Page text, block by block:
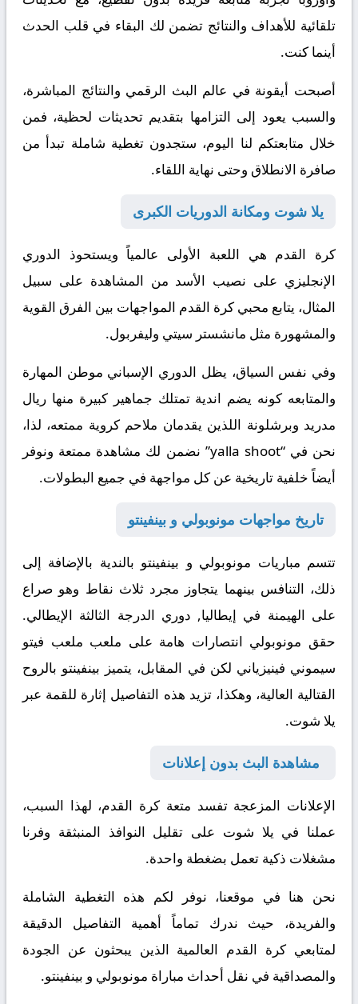
تلقائية للأهداف والنتائج تضمن لك البقاء في قلب الحدث
أينما كنت.
أصبحت أيقونة في عالم البث الرقمي والنتائج المباشرة،
والسبب يعود إلى التزامها بتقديم تحديثات لحظية، فمن
خلال متابعتكم لنا اليوم، ستجدون تغطية شاملة تبدأ من
صافرة الانطلاق وحتى نهاية اللقاء.
يلا شوت ومكانة الدوريات الكبرى
كرة القدم هي اللعبة الأولى عالمياً ويستحوذ الدوري
الإنجليزي على نصيب الأسد من المشاهدة على سبيل
المثال، يتابع محبي كرة القدم المواجهات بين الفرق القوية
والمشهورة مثل مانشستر سيتي وليفربول.
وفي نفس السياق، يظل الدوري الإسباني موطن المهارة
والمتابعه كونه يضم اندية تمتلك جماهير كبيرة منها ريال
مدريد وبرشلونة اللذين يقدمان ملاحم كروية ممتعه، لذا،
نحن في “yalla shoot” نضمن لك مشاهدة ممتعة ونوفر
أيضاً خلفية تاريخية عن كل مواجهة في جميع البطولات.
تاريخ مواجهات مونوبولي و بينفينتو
تتسم مباريات مونوبولي و بينفينتو بالندية بالإضافة إلى
ذلك، التنافس بينهما يتجاوز مجرد ثلاث نقاط وهو صراع
على الهيمنة في إيطاليا, دوري الدرجة الثالثة الإيطالي.
حقق مونوبولي انتصارات هامة على ملعب ملعب فيتو
سيموني فينيزياني لكن في المقابل، يتميز بينفينتو بالروح
القتالية العالية، وهكذا، تزيد هذه التفاصيل إثارة للقمة عبر
يلا شوت.
مشاهدة البث بدون إعلانات
الإعلانات المزعجة تفسد متعة كرة القدم، لهذا السبب،
عملنا في يلا شوت على تقليل النوافذ المنبثقة وفرنا
مشغلات ذكية تعمل بضغطة واحدة.
نحن هنا في موقعنا، نوفر لكم هذه التغطية الشاملة
والفريدة، حيث ندرك تماماً أهمية التفاصيل الدقيقة
لمتابعي كرة القدم العالمية الذين يبحثون عن الجودة
والمصداقية في نقل أحداث مباراة مونوبولي و بينفينتو.